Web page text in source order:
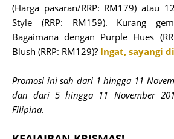
(Harga pasaran/RRP: RM179) atau
Style (RRP: RM159). Kurang
Bagaimana dengan Purple Hues
Blush (RRP: RM129)? Ingat, sayangi
Promosi ini sah dari 1 hingga 11
dan dari 5 hingga 11 November
Filipina.